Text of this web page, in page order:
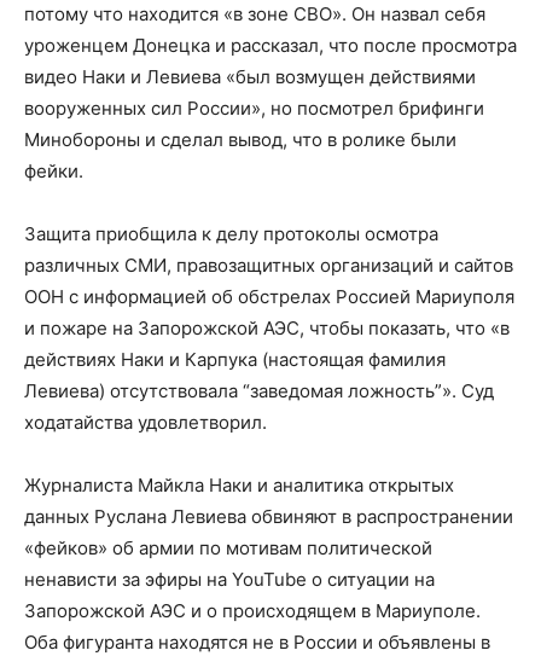
потому что находится «в зоне СВО». Он назвал себя
уроженцем Донецка и рассказал, что после просмотра
видео Наки и Левиева «был возмущен действиями
вооруженных сил России», но посмотрел брифинги
Минобороны и сделал вывод, что в ролике были
фейки.
Защита приобщила к делу протоколы осмотра
различных СМИ, правозащитных организаций и сайтов
ООН с информацией об обстрелах Россией Мариуполя
и пожаре на Запорожской АЭС, чтобы показать, что «в
действиях Наки и Карпука (настоящая фамилия
Левиева) отсутствовала “заведомая ложность”». Суд
ходатайства удовлетворил.
Журналиста Майкла Наки и аналитика открытых
данных Руслана Левиева обвиняют в распространении
«фейков» об армии по мотивам политической
ненависти за эфиры на YouTube о ситуации на
Запорожской АЭС и о происходящем в Мариуполе.
Оба фигуранта находятся не в России и объявлены в